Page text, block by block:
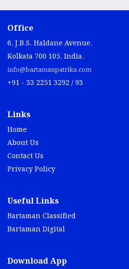
Office
6, J.B.S. Haldane Avenue,
Kolkata 700 105, India.
info@bartamanpatrika.com
+91 - 33 2251 3292 / 93
Links
Home
About Us
Contact Us
Privacy Policy
Useful Links
Bartaman Classified
Bartaman Digital
Download App